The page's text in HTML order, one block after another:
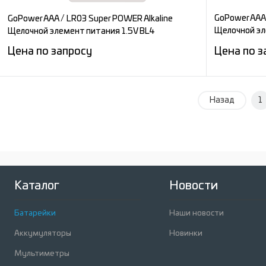
GoPower AAA / LR03 Super POWER Alkaline
Щелочной элемент питания 1.5V BL4
Цена по запросу
GoPower
Щелочной
Цена по
Назад 1
Каталог
Батарейки
Аккумуляторы
Мультиметры
Новости
Наши новости
Новинки